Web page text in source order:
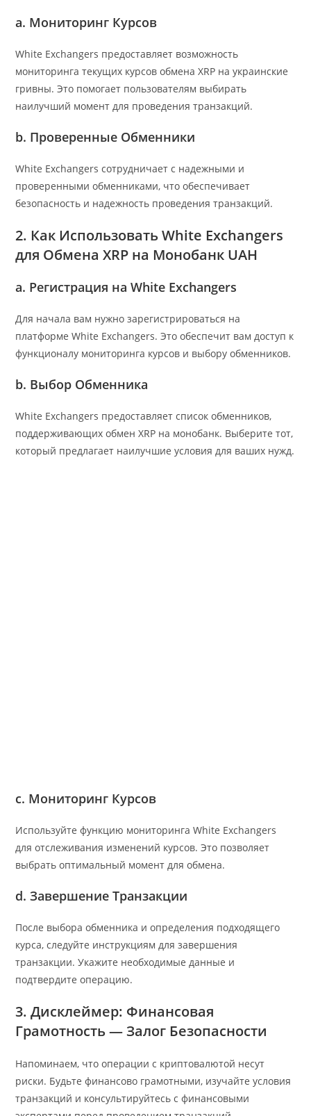
a. Мониторинг Курсов
White Exchangers предоставляет возможность
мониторинга текущих курсов обмена XRP на украинские
гривны. Это помогает пользователям выбирать
наилучший момент для проведения транзакций.
b. Проверенные Обменники
White Exchangers сотрудничает с надежными и
проверенными обменниками, что обеспечивает
безопасность и надежность проведения транзакций.
2. Как Использовать White Exchangers
для Обмена XRP на Монобанк UAH
a. Регистрация на White Exchangers
Для начала вам нужно зарегистрироваться на
платформе White Exchangers. Это обеспечит вам доступ к
функционалу мониторинга курсов и выбору обменников.
b. Выбор Обменника
White Exchangers предоставляет список обменников,
поддерживающих обмен XRP на монобанк. Выберите тот,
который предлагает наилучшие условия для ваших нужд.
c. Мониторинг Курсов
Используйте функцию мониторинга White Exchangers
для отслеживания изменений курсов. Это позволяет
выбрать оптимальный момент для обмена.
d. Завершение Транзакции
После выбора обменника и определения подходящего
курса, следуйте инструкциям для завершения
транзакции. Укажите необходимые данные и
подтвердите операцию.
3. Дисклеймер: Финансовая
Грамотность — Залог Безопасности
Напоминаем, что операции с криптовалютой несут
риски. Будьте финансово грамотными, изучайте условия
транзакций и консультируйтесь с финансовыми